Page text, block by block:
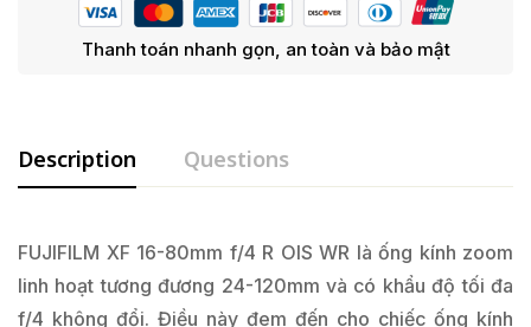
Thanh toán nhanh gọn, an toàn và bảo mật
Description Questions
FUJIFILM XF 16-80mm f/4 R OIS WR là ống kính zoom
linh hoạt tương đương 24-120mm và có khẩu độ tối đa
f/4 không đổi. Điều này đem đến cho chiếc ống kính